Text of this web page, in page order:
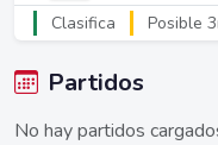
Clasifica Posible
Partidos
No hay partidos